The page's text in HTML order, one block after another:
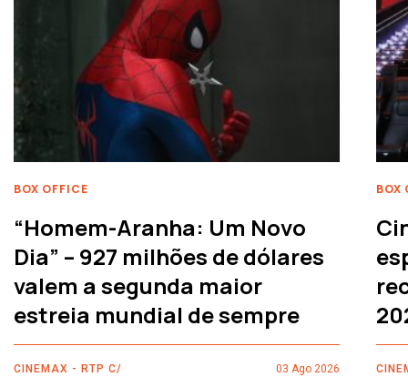
BOX OFFICE
“Homem-Aranha: Um Novo
Dia” – 927 milhões de dólares
valem a segunda maior
estreia mundial de sempre
CINEMAX - RTP C/
03 Ago 2026
BOX